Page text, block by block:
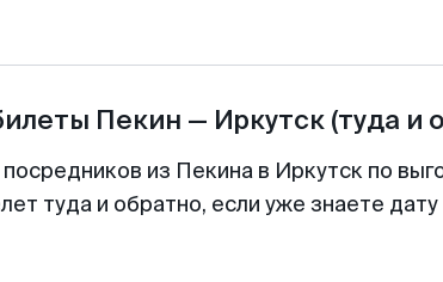
Пекин — Иркутск (туда и
из Пекина в Иркутск по
туда и обратно, если уже знаете